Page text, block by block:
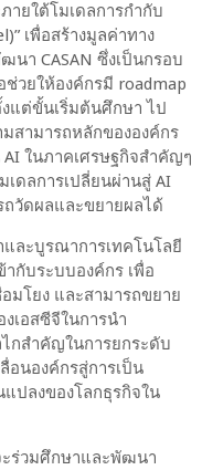
ายใต้โมเดลการกำกับ
เพื่อสร้างมูลค่าทาง
ฒนา CASAN ซึ่งเป็นกรอบ
ช่วยให้องค์กรมี roadmap
แต่ขั้นเริ่มต้นศึกษา ไป
สามารถหลักขององค์กร
AI ในภาคเศรษฐกิจสำคัญๆ
ดลการเปลี่ยนผ่านสู่ AI
วัดผลและขยายผลได้
ละบูรณาการเทคโนโลยี
ากับระบบองค์กร เพื่อ
อมโยง และสามารถขยาย
เอสซีจีในการนำ
กสำคัญในการยกระดับ
อนองค์กรสู่การเป็น
แปลงของโลกธุรกิจใน
ะร่วมศึกษาและพัฒนา